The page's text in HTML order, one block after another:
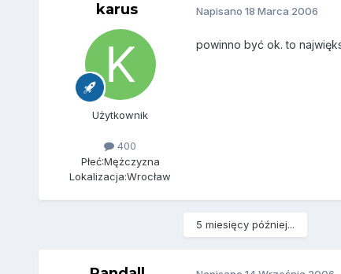
karus
Użytkownik
400
Płeć:Mężczyzna
Lokalizacja:Wrocław
Napisano 18 Marca 2006
powinno być ok. to
5 miesięcy później...